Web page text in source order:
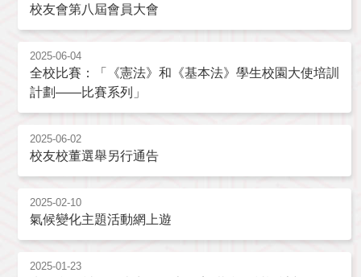
校友會第八屆會員大會
2025-06-04
全校比賽：「《憲法》和《基本法》學生校園大使培訓
計劃——比賽系列」
2025-06-02
校友校董選舉另行通告
2025-02-10
氣候變化主題活動網上遊
2025-01-23